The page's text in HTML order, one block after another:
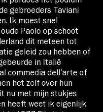
gebroeders Taviani
Ik moest snel
Paolo op schoot
dit meteen tot
geleid zou hebben of
in Italië
commedia dell’arte of
het zelf over hun
nu met mijn stukjes
heeft weet ik eigenlijk